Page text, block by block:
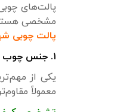
پالت‌های
مشخصی
پالت چوبی
۱. جنس چوب پالت
یکی از
معمولاً